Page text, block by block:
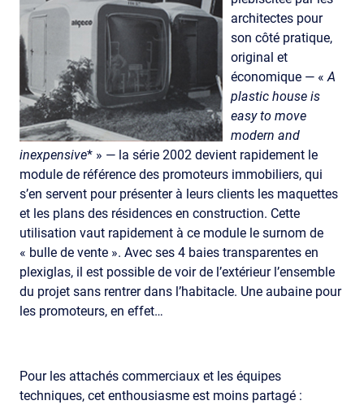
architectes pour
son côté pratique,
original et
économique — «A
plastic house is
easy to move
modern and
inexpensive* » — la série 2002 devient rapidement le
module de référence des promoteurs immobiliers, qui
s’en servent pour présenter à leurs clients les maquettes
et les plans des résidences en construction. Cette
utilisation vaut rapidement à ce module le surnom de
« bulle de vente ». Avec ses 4 baies transparentes en
plexiglas, il est possible de voir de l’extérieur l’ensemble
du projet sans rentrer dans l’habitacle. Une aubaine pour
les promoteurs, en effet…
Pour les attachés commerciaux et les équipes
techniques, cet enthousiasme est moins partagé :